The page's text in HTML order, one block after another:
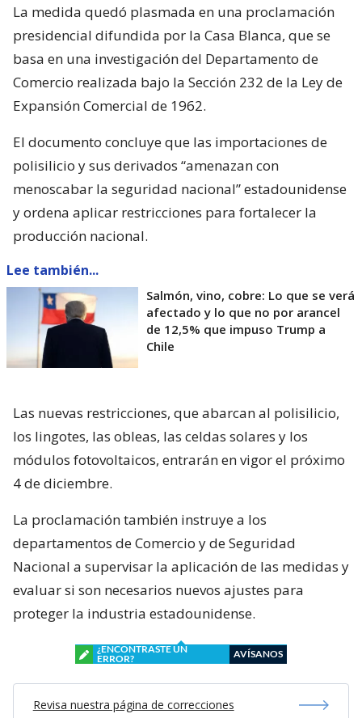
La medida quedó plasmada en una proclamación
presidencial difundida por la Casa Blanca, que se
basa en una investigación del Departamento de
Comercio realizada bajo la Sección 232 de la Ley de
Expansión Comercial de 1962.
El documento concluye que las importaciones de
polisilicio y sus derivados “amenazan con
menoscabar la seguridad nacional” estadounidense
y ordena aplicar restricciones para fortalecer la
producción nacional.
Lee también...
Salmón, vino, cobre: Lo que se verá
afectado y lo que no por arancel
de 12,5% que impuso Trump a
Chile
Las nuevas restricciones, que abarcan al polisilicio,
los lingotes, las obleas, las celdas solares y los
módulos fotovoltaicos, entrarán en vigor el próximo
4 de diciembre.
La proclamación también instruye a los
departamentos de Comercio y de Seguridad
Nacional a supervisar la aplicación de las medidas y
evaluar si son necesarios nuevos ajustes para
proteger la industria estadounidense.
¿ENCONTRASTE UN
ERROR?
AVÍSANOS
Revisa nuestra página de correcciones